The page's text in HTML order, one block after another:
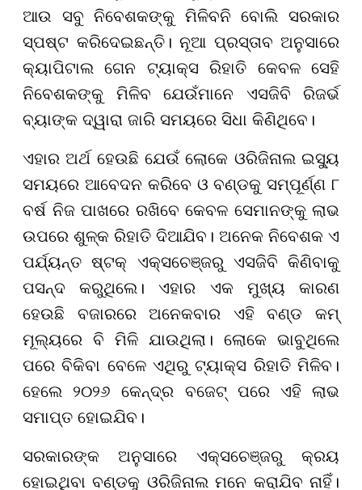
ଆଉ ସବୁ ନିବେଶକଙ୍କୁ ମିଳିବନି ବୋଲି ସରକାର
ସ୍ପଷ୍ଟ କରିଦେଇଛନ୍ତି। ନୂଆ ପ୍ରସ୍ତାବ ଅନୁସାରେ
କ୍ୟାପିଟାଲ ଗେନ ଟ୍ୟାକ୍ସ ରିହାତି କେବଳ ସେହି
ନିବେଶକଙ୍କୁ ମିଳିବ ଯେଉଁମାନେ ଏସଜିବି ରିଜର୍ଭ
ବ୍ୟାଙ୍କ ଦ୍ୱାରା ଜାରି ସମୟରେ ସିଧା କିଣିଥିବେ।
ଏହାର ଅର୍ଥ ହେଉଛି ଯେଉଁ ଲୋକେ ଓରିଜିନାଲ ଇସ୍ୟୁ
ସମୟରେ ଆବେଦନ କରିବେ ଓ ବଣ୍ଡକୁ ସମ୍ପୂର୍ଣ୍ଣ ୮
ବର୍ଷ ନିଜ ପାଖରେ ରଖିବେ କେବଳ ସେମାନଙ୍କୁ ଲାଭ
ଉପରେ ଶୁଳ୍କ ରିହାତି ଦିଆଯିବ। ଅନେକ ନିବେଶକ ଏ
ପର୍ଯ୍ୟନ୍ତ ଷ୍ଟକ୍ ଏକ୍ସଚେଞ୍ଜରୁ ଏସଜିବି କିଣିବାକୁ
ପସନ୍ଦ କରୁଥିଲେ। ଏହାର ଏକ ମୁଖ୍ୟ କାରଣ
ହେଉଛି ବଜାରରେ ଅନେକବାର ଏହି ବଣ୍ଡ କମ୍
ମୂଲ୍ୟରେ ବି ମିଳି ଯାଉଥିଲା। ଲୋକେ ଭାବୁଥିଲେ
ପରେ ବିକିବା ବେଳେ ଏଥିରୁ ଟ୍ୟାକ୍ସ ରିହାତି ମିଳିବ।
ହେଲେ ୨୦୨୬ କେନ୍ଦ୍ର ବଜେଟ୍ ପରେ ଏହି ଲାଭ
ସମାପ୍ତ ହୋଇଯିବ।
ସରକାରଙ୍କ ଅନୁସାରେ ଏକ୍ସଚେଞ୍ଜରୁ କ୍ରୟ
ହୋଇଥିବା ବଣ୍ଡକୁ ଓରିଜିନାଲ ମନେ କରାଯିବ ନାହିଁ।